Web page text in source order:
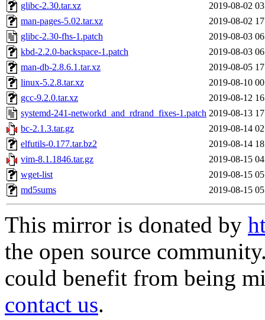
glibc-2.30.tar.xz
2019-08-02
man-pages-5.02.tar.xz
2019-08-02
glibc-2.30-fhs-1.patch
2019-08-03
kbd-2.2.0-backspace-1.patch
2019-08-03
man-db-2.8.6.1.tar.xz
2019-08-05
linux-5.2.8.tar.xz
2019-08-10
gcc-9.2.0.tar.xz
2019-08-12
systemd-241-networkd_and_rdrand_fixes-1.patch 2019-08-13
bc-2.1.3.tar.gz
2019-08-14
elfutils-0.177.tar.bz2
2019-08-14
vim-8.1.1846.tar.gz
2019-08-15
wget-list
2019-08-15
md5sums
2019-08-15
This mirror is donated by
the open source
could benefit from being
contact us.